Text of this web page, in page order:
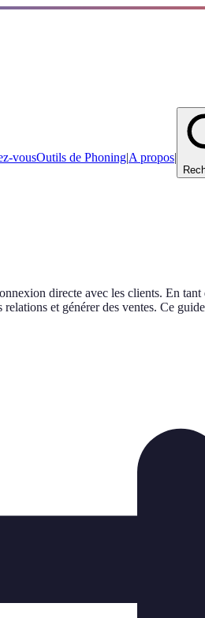
vousOutils de Phoning|A propos|
directe avec les clients. En tant
et générer des ventes. Ce